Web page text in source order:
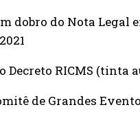
dobro do Nota Legal
Decreto RICMS (tinta
de Grandes